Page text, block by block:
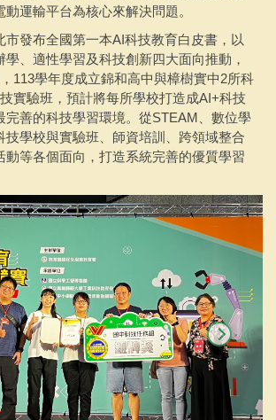
運輸平台為核心來解決問題。
市發布全國第一本AI科技教育白皮書，以
學、適性學習及科技創新四大面向推動，
113學年度成立錦和高中與樟樹實中2所科
實驗班，預計將每所學校打造成AI+科技
完善的科技學習環境。從STEAM、數位學
技學校與實驗班、師資培訓、跨領域整合
動等各個面向，打造系統完善的優質學習